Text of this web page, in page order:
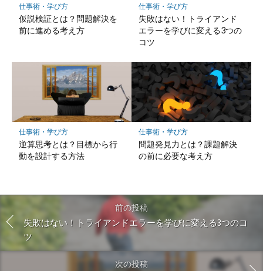
仕事術・学び方
仮説検証とは？問題解決を
前に進める考え方
仕事術・学び方
失敗はない！トライアンド
エラーを学びに変える3つの
コツ
仕事術・学び方
逆算思考とは？目標から行
動を設計する方法
仕事術・学び方
問題発見力とは？課題解決
の前に必要な考え方
前の投稿
失敗はない！トライアンドエラーを学びに変える3つのコ
ツ
次の投稿